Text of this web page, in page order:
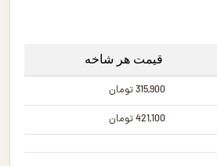
قیمت هر شاخه
315,900 تومان
421,100 تومان